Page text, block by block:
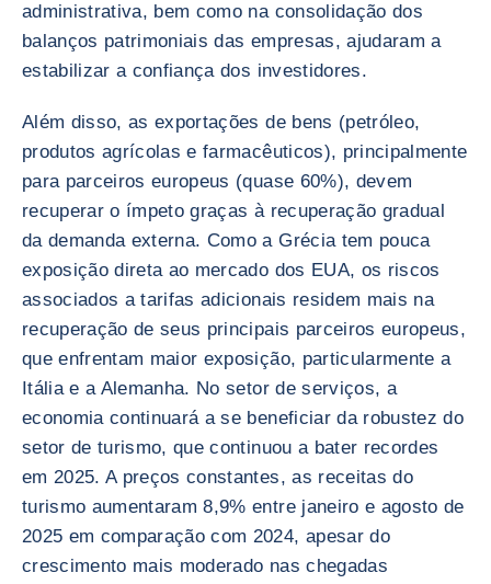
administrativa, bem como na consolidação dos
balanços patrimoniais das empresas, ajudaram a
estabilizar a confiança dos investidores.
Além disso, as exportações de bens (petróleo,
produtos agrícolas e farmacêuticos), principalmente
para parceiros europeus (quase 60%), devem
recuperar o ímpeto graças à recuperação gradual
da demanda externa. Como a Grécia tem pouca
exposição direta ao mercado dos EUA, os riscos
associados a tarifas adicionais residem mais na
recuperação de seus principais parceiros europeus,
que enfrentam maior exposição, particularmente a
Itália e a Alemanha. No setor de serviços, a
economia continuará a se beneficiar da robustez do
setor de turismo, que continuou a bater recordes
em 2025. A preços constantes, as receitas do
turismo aumentaram 8,9% entre janeiro e agosto de
2025 em comparação com 2024, apesar do
crescimento mais moderado nas chegadas